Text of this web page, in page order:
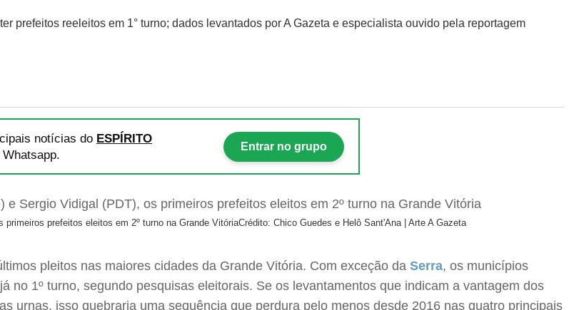
prefeitos reeleitos em 1° turno; dados levantados por A Gazeta e especialista ouvido pela reportagem
notícias do ESPÍRITO
Entrar no grupo
prefeitos eleitos em 2º turno na Grande VitóriaCrédito: Chico Guedes e Helô Sant'Ana | Arte A Gazeta
pleitos nas maiores cidades da Grande Vitória. Com exceção da Serra, os municípios
no 1º turno, segundo pesquisas eleitorais. Se os levantamentos que indicam a vantagem dos
urnas, isso quebraria uma sequência que perdura pelo menos desde 2016 nas quatro principais